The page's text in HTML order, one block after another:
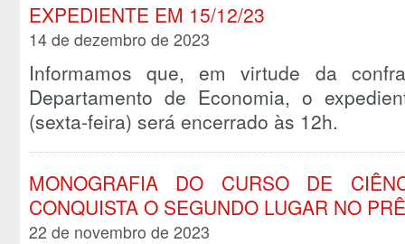
EXPEDIENTE EM 15/12/23
14 de dezembro de 2023
Informamos que, em virtude da
Departamento de Economia, o
(sexta-feira) será encerrado às 12h.
MONOGRAFIA DO CURSO DE
CONQUISTA O SEGUNDO LUGAR NO
22 de novembro de 2023